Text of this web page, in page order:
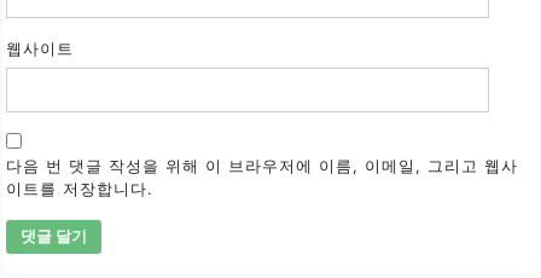
웹사이트
다음 번 댓글 작성을 위해 이 브라우저에 이름, 이메일, 그리고 웹사
이트를 저장합니다.